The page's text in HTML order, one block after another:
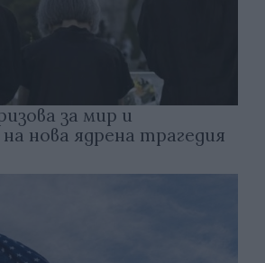
за мир и
нова ядрена трагедия